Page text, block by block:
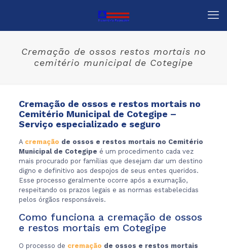
Cremação de ossos restos mortais no
cemitério municipal de Cotegipe
Cremação de ossos e restos mortais no
Cemitério Municipal de Cotegipe –
Serviço especializado e seguro
A cremação de ossos e restos mortais no Cemitério
Municipal de Cotegipe é um procedimento cada vez
mais procurado por famílias que desejam dar um destino
digno e definitivo aos despojos de seus entes queridos.
Esse processo geralmente ocorre após a exumação,
respeitando os prazos legais e as normas estabelecidas
pelos órgãos responsáveis.
Como funciona a cremação de ossos
e restos mortais em Cotegipe
O processo de cremação de ossos e restos mortais